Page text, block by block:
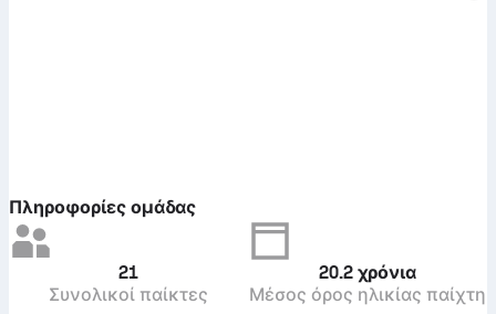
Πληροφορίες ομάδας
21
Συνολικοί παίκτες
20.2 χρόνια
Μέσος όρος ηλικίας παίχτη